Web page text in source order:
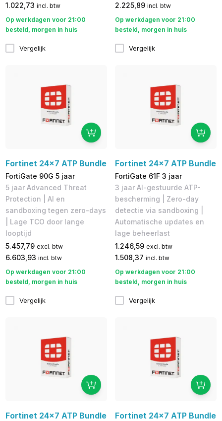
1.022,73 incl. btw
Op werkdagen voor 21:00
besteld, morgen in huis
Vergelijk
2.225,89 incl. btw
Op werkdagen voor 21:00
besteld, morgen in huis
Vergelijk
Fortinet 24x7 ATP Bundle
FortiGate 90G 5 jaar
5 jaar Advanced Threat
Protection | AI en
sandboxing tegen zero-days
| Lage TCO door lange
looptijd
5.457,79 excl. btw
6.603,93 incl. btw
Op werkdagen voor 21:00
besteld, morgen in huis
Vergelijk
Fortinet 24x7 ATP Bundle
FortiGate 61F 3 jaar
3 jaar AI-gestuurde ATP-
bescherming | Zero-day
detectie via sandboxing |
Automatische updates en
lage beheerlast
1.246,59 excl. btw
1.508,37 incl. btw
Op werkdagen voor 21:00
besteld, morgen in huis
Vergelijk
Fortinet 24x7 ATP Bundle Fortinet 24x7 ATP Bundle